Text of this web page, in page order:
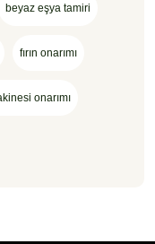
beyaz eşya tamiri
fırın onarımı
onarımı